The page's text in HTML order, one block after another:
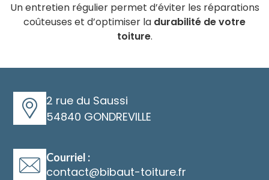
Un entretien régulier permet d’éviter les réparations
coûteuses et d’optimiser la durabilité de votre
toiture.
2 rue du Saussi
54840 GONDREVILLE
Courriel :
@